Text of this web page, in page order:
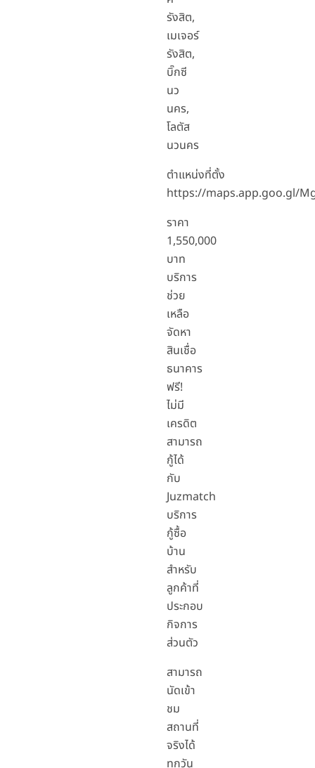
รังสิต,
เมเจอร์
รังสิต,
บิ๊กซี
นว
นคร,
โลตัส
นวนคร
ตำแหน่งที่ตั้ง
https://maps.app.goo.gl/
ราคา
1,550,000
บาท
บริการ
ช่วย
เหลือ
จัดหา
สินเชื่อ
ธนาคาร
ฟรี!
ไม่มี
เครดิต
สามารถ
กู้ได้
กับ
Juzmatch
บริการ
กู้ซื้อ
บ้าน
สำหรับ
ลูกค้าที่
ประกอบ
กิจการ
ส่วนตัว
สามารถ
นัดเข้า
ชม
สถานที่
จริงได้
ทุกวัน